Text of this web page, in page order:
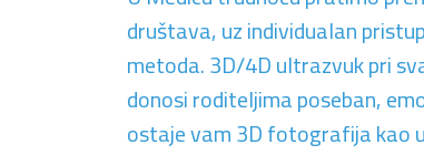
društava, uz individualan
metoda. 3D/4D ultrazvuk pri
donosi roditeljima poseban,
ostaje vam 3D fotografija kao